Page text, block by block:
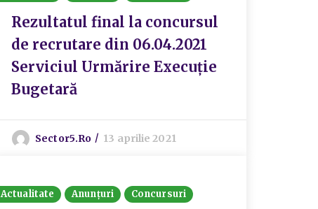
Rezultatul final la concursul
de recrutare din 06.04.2021
Serviciul Urmărire Execuție
Bugetară
Sector5.ro 13 aprilie 2021
Actualitate Anunțuri Concursuri